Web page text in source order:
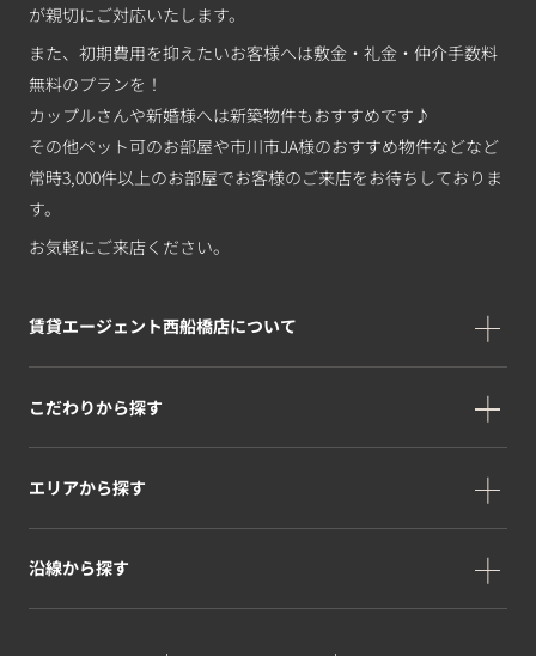
が親切にご対応いたします。
また、初期費用を抑えたいお客様へは敷金・礼金・仲介手数料
無料のプランを！
カップルさんや新婚様へは新築物件もおすすめです♪
その他ペット可のお部屋や市川市JA様のおすすめ物件などなど
常時3,000件以上のお部屋でお客様のご来店をお待ちしておりま
す。
お気軽にご来店ください。
賃貸エージェント西船橋店について
こだわりから探す
エリアから探す
沿線から探す